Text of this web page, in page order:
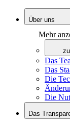
Über uns
Mehr
Das
Das
Die
Die
Das